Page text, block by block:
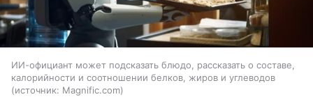
ИИ-официант может подсказать блюдо, рассказать о составе,
калорийности и соотношении белков, жиров и углеводов
источник: Magnific.com